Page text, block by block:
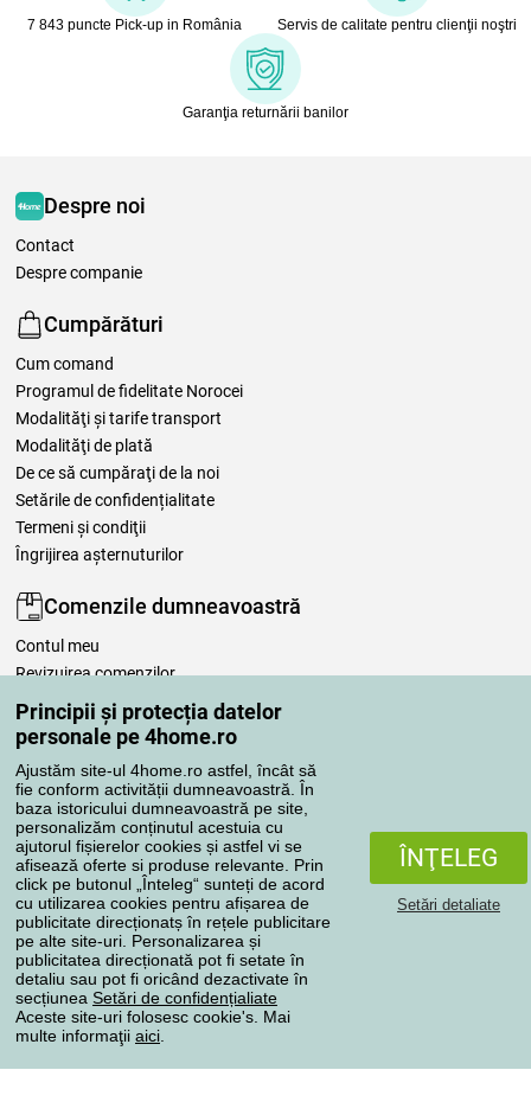
Principii și protecția datelor
personale pe 4home.ro
Ajustăm site-ul 4home.ro astfel, încât să
fie conform activității dumneavoastră. În
baza istoricului dumneavoastră pe site,
personalizăm conținutul acestuia cu
ajutorul fișierelor cookies și astfel vi se
afisează oferte si produse relevante. Prin
click pe butonul „Înteleg“ sunteți de acord
cu utilizarea cookies pentru afișarea de
publicitate direcționatș în rețele publicitare
pe alte site-uri. Personalizarea și
publicitatea direcționată pot fi setate în
detaliu sau pot fi oricând dezactivate în
secțiunea Setări de confidențialiate
Aceste site-uri folosesc cookie's. Mai
multe informaţii aici
ÎNŢELEG
Setări detaliate
7 843 puncte Pick-up in România Servis de calitate pentru clienţii noştri
Garanţia returnării banilor
Despre noi
Contact
Despre companie
Cumpărături
Cum comand
Programul de fidelitate Norocei
Modalităţi şi tarife transport
Modalităţi de plată
De ce să cumpăraţi de la noi
Setările de confidențialitate
Termeni şi condiţii
Îngrijirea așternuturilor
Comenzile dumneavoastră
Contul meu
Revizuirea comenzilor
Reclamaţii
Retragere de la contract
Regulile de procesare a recenziilor
Metode de transport
Metode de plată
Magazin de încredere